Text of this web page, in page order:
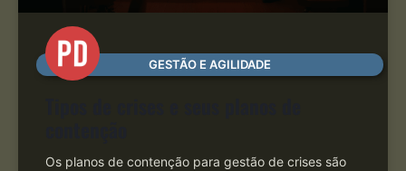
GESTÃO E AGILIDADE
Os planos de contenção para gestão de crises são